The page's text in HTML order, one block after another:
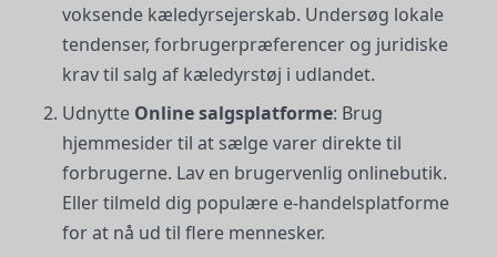
voksende kæledyrsejerskab. Undersøg lokale
tendenser, forbrugerpræferencer og juridiske
krav til salg af kæledyrstøj i udlandet.
Udnytte Online salgsplatforme: Brug
hjemmesider til at sælge varer direkte til
forbrugerne. Lav en brugervenlig onlinebutik.
Eller tilmeld dig populære e-handelsplatforme
for at nå ud til flere mennesker.